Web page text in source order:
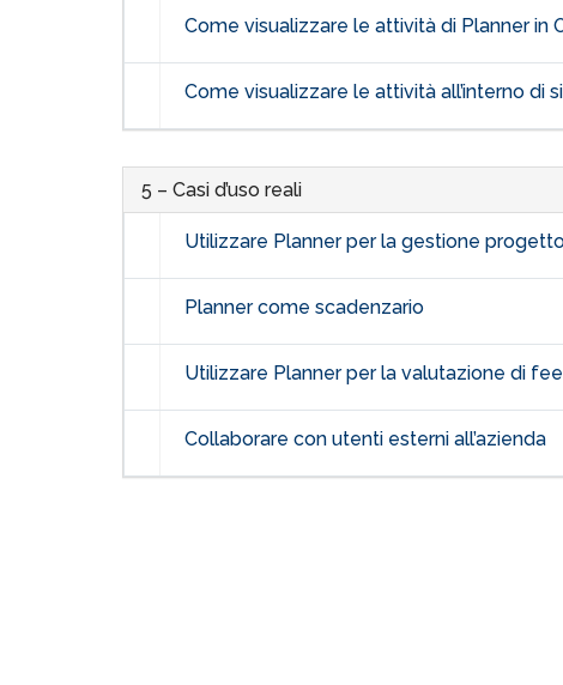
Come visualizzare le attività di Planner in
Come visualizzare le attività all’interno di
5 – Casi d’uso reali
Utilizzare Planner per la gestione
Planner come scadenzario
Utilizzare Planner per la valutazione di
Collaborare con utenti esterni all’azienda